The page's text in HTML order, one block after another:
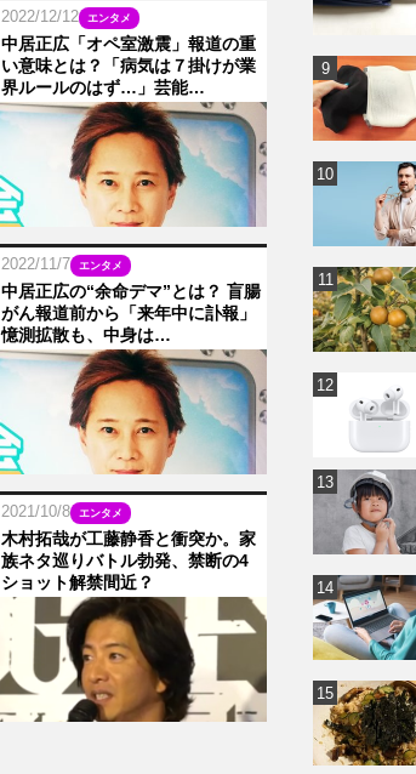
2022/12/12 エンタメ
中居正広「オペ室激震」報道の重
い意味とは？「病気は７掛けが業
界ルールのはず…」芸能…
2022/11/7 エンタメ
中居正広の“余命デマ”とは？ 盲腸
がん報道前から「来年中に訃報」
憶測拡散も、中身は…
2021/10/8 エンタメ
木村拓哉が工藤静香と衝突か。家
族ネタ巡りバトル勃発、禁断の4
ショット解禁間近？